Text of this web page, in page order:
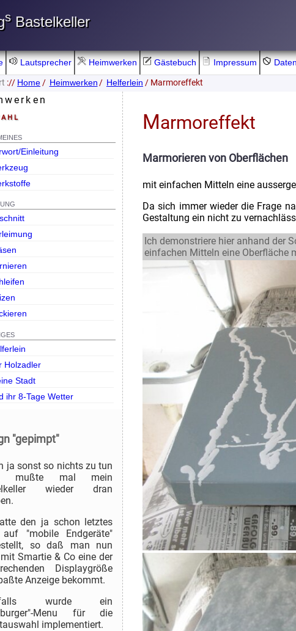
sBastelkeller
Lautsprecher Heimwerken Gästebuch Impressum
:// Home / Heimwerken / Helferlein / Marmoreffekt
Einleitung
Holzadler
Stadt
ihr 8-Tage Wetter
"gepimpt"
ja sonst so nichts zu tun
mußte mal mein
wieder dran
den ja schon letztes
"mobile Endgeräte"
so daß man nun
Smartie & Co eine der
Displaygröße
Anzeige bekommt.
wurde ein
Menu für die
implementiert.
Marmoreffekt
Marmorieren von Oberflächen
mit einfachen Mitteln eine
Da sich immer wieder die Frage
Gestaltung ein nicht zu
Ich demonstriere hier anhand der
einfachen Mitteln eine Oberfläche